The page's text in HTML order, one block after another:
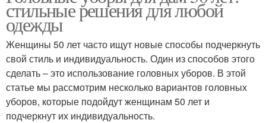
стильные решения для любой
одежды
Женщины 50 лет часто ищут новые способы подчеркнуть
свой стиль и индивидуальность. Один из способов этого
сделать – это использование головных уборов. В этой
статье мы рассмотрим несколько вариантов головных
уборов, которые подойдут женщинам 50 лет и
подчеркнут их индивидуальность.